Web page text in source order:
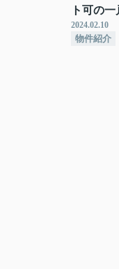
ト可の
2024.02.10
物件紹介